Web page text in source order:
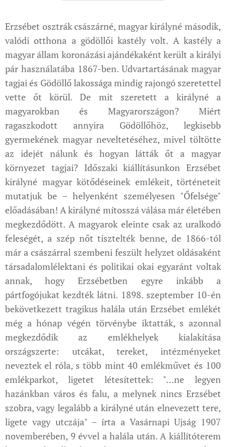
Erzsébet osztrák császárné, magyar királyné második,
valódi otthona a gödöllői kastély volt. A kastély a
magyar állam koronázási ajándékaként került a királyi
pár használatába 1867-ben. Udvartartásának magyar
tagjai és Gödöllő lakossága mindig rajongó szeretettel
vette őt körül. De mit szeretett a királyné a
magyarokban és Magyarországon? Miért
ragaszkodott annyira Gödöllőhöz, legkisebb
gyermekének magyar neveltetéséhez, mivel töltötte
az idejét nálunk és hogyan látták őt a magyar
környezet tagjai? Időszaki kiállításunkon Erzsébet
királyné magyar kötődéseinek emlékeit, történeteit
mutatjuk be – helyenként személyesen "Őfelsége"
előadásában! A királyné mítosszá válása már életében
megkezdődött. A magyarok eleinte csak az uralkodó
feleségét, a szép nőt tisztelték benne, de 1866-tól
már a császárral szembeni feszült helyzet oldásaként
társadalomlélektani és politikai okai egyaránt voltak
annak, hogy Erzsébetben egyre inkább a
pártfogójukat kezdték látni. 1898. szeptember 10-én
bekövetkezett tragikus halála után Erzsébet emlékét
még a hónap végén törvénybe iktatták, s azonnal
megkezdődik az emlékhelyek kialakítása
országszerte: utcákat, tereket, intézményeket
neveztek el róla, s több mint 40 emlékművet és 100
emlékparkot, ligetet létesítettek: "…ne legyen
hazánkban város és falu, a melynek nincs Erzsébet
szobra, vagy legalább a királyné után elnevezett tere,
ligete vagy utczája" – írta a Vasárnapi Ujság 1907
novemberében, 9 évvel a halála után. A kiállítóterem